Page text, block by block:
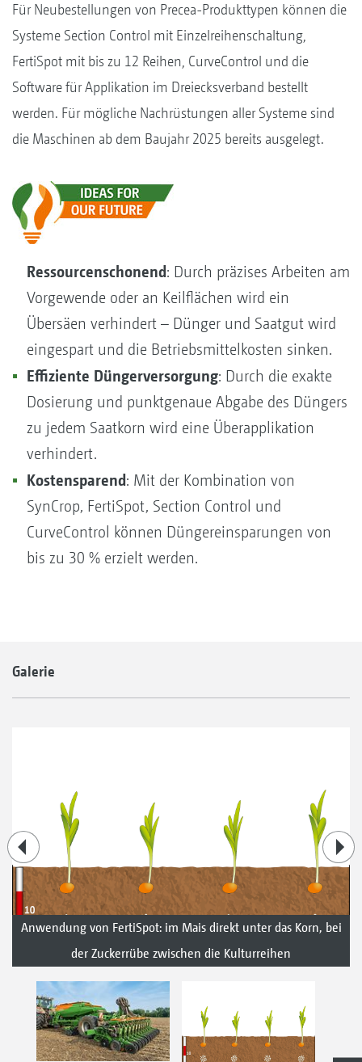
Für Neubestellungen von Precea-Produkttypen können die
Systeme Section Control mit Einzelreihenschaltung,
FertiSpot mit bis zu 12 Reihen, CurveControl und die
Software für Applikation im Dreiecksverband bestellt
werden. Für mögliche Nachrüstungen aller Systeme sind
die Maschinen ab dem Baujahr 2025 bereits ausgelegt.
Ressourcenschonend: Durch präzises Arbeiten am
Vorgewende oder an Keilflächen wird ein
Übersäen verhindert – Dünger und Saatgut wird
eingespart und die Betriebsmittelkosten sinken.
Effiziente Düngerversorgung: Durch die exakte
Dosierung und punktgenaue Abgabe des Düngers
zu jedem Saatkorn wird eine Überapplikation
verhindert.
Kostensparend: Mit der Kombination von
SynCrop, FertiSpot, Section Control und
CurveControl können Düngereinsparungen von
bis zu 30 % erzielt werden.
Galerie
Anwendung von FertiSpot: im Mais direkt unter das Korn, bei
der Zuckerrübe zwischen die Kulturreihen